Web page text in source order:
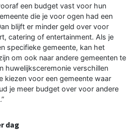
een budget vast voor hun
die je voor ogen had een
blijft er minder geld over voor
catering of entertainment. Als je
specifieke gemeente, kan het
om ook naar andere gemeenten te
huwelijksceremonie verschillen
kiezen voor een gemeente waar
je meer budget over voor andere
dag